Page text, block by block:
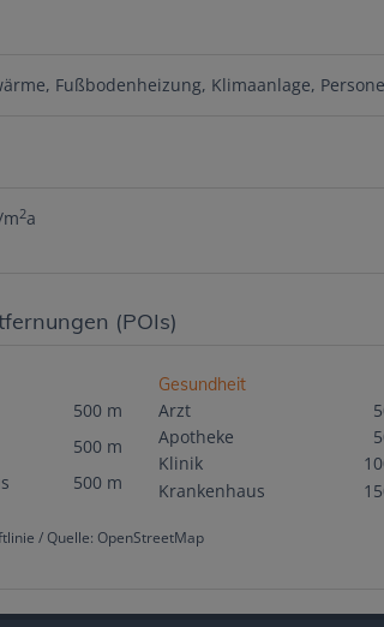
Fußbodenheizung Klimaanlage
2a
(POIs)
500 m
500 m
500 m
Gesundheit
Arzt
Apotheke
Klinik
Krankenhaus
/ Quelle: OpenStreetMap